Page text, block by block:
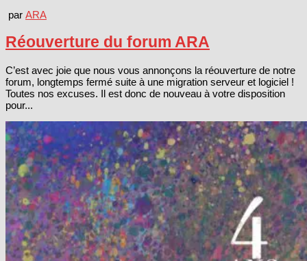
par ARA
Réouverture du forum ARA
C’est avec joie que nous vous annonçons la réouverture de notre
forum, longtemps fermé suite à une migration serveur et logiciel !
Toutes nos excuses. Il est donc de nouveau à votre disposition
pour...